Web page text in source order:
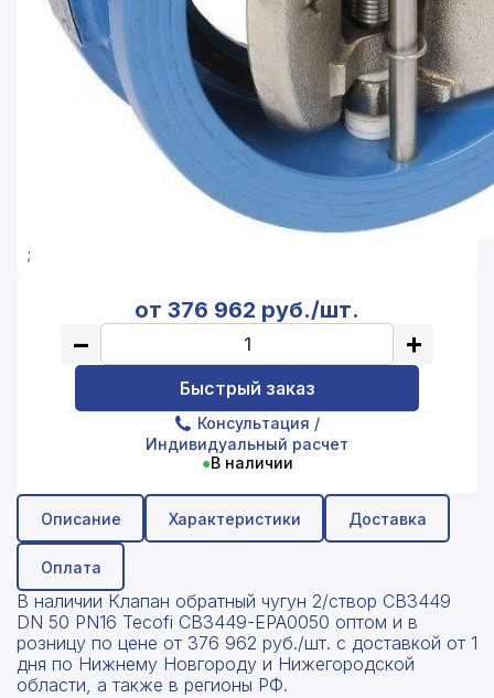
;
от 376 962 руб./шт.
− +
Быстрый заказ
Консультация /
Индивидуальный расчет
●В наличии
Описание Характеристики Доставка
Оплата
В наличии Клапан обратный чугун 2/створ CB3449
DN 50 PN16 Tecofi CB3449-EPA0050 оптом и в
розницу по цене от 376 962 руб./шт. с доставкой от 1
дня по Нижнему Новгороду и Нижегородской
области, а также в регионы РФ.